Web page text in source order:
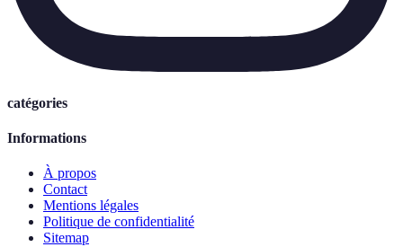
catégories
Informations
À propos
Contact
Mentions légales
Politique de confidentialité
Sitemap